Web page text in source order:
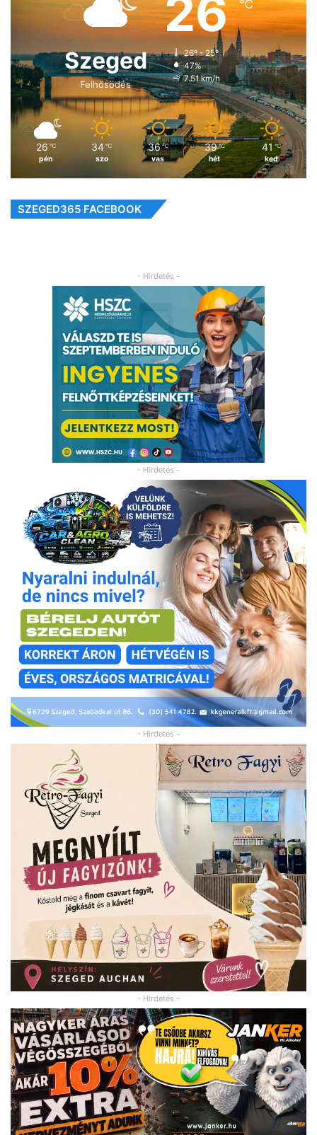
Szeged
Felhősödés
26℃
26º - 25º
47%
7.51 km/h
26 ℃
pén
34 ℃
szo
36 ℃
vas
39 ℃
hét
41 ℃
ked
SZEGED365 FACEBOOK
- Hirdetés -
- Hirdetés -
- Hirdetés -
- Hirdetés -